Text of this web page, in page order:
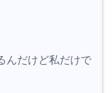
んだけど私だけで